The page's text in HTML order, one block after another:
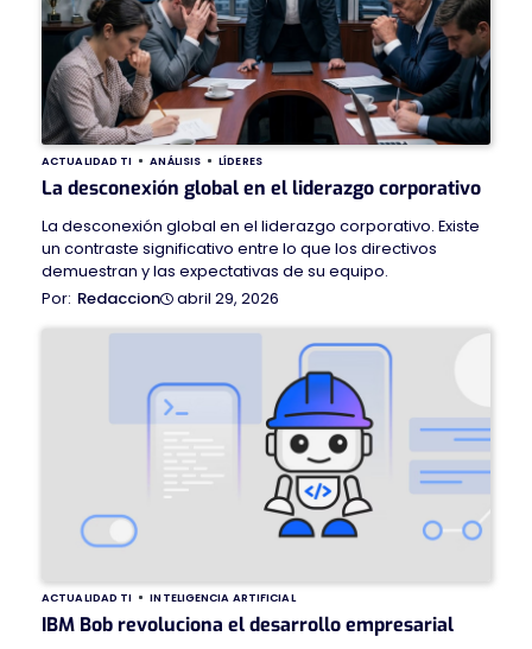
ACTUALIDAD TI ANÁLISIS LÍDERES
La desconexión global en el liderazgo corporativo
La desconexión global en el liderazgo corporativo. Existe
un contraste significativo entre lo que los directivos
demuestran y las expectativas de su equipo.
Redaccion
abril 29, 2026
ACTUALIDAD TI INTELIGENCIA ARTIFICIAL
IBM Bob revoluciona el desarrollo empresarial